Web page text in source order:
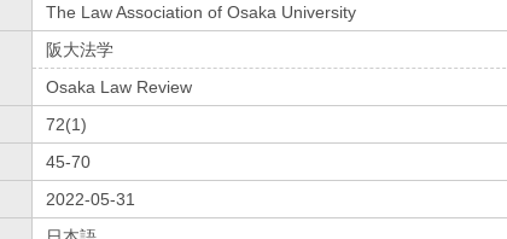
The Law Association of Osaka University
阪大法学
Osaka Law Review
72(1)
45-70
2022-05-31